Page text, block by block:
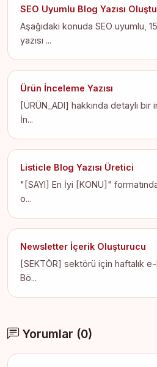
SEO Uyumlu Blog Yazısı
Aşağıdaki konuda SEO uyumlu,
yazısı ...
Ürün İnceleme Yazısı
[ÜRÜN_ADI] hakkında detaylı bir
İn...
Listicle Blog Yazısı Üretici
"[SAYI] En İyi [KONU]"
o...
Newsletter İçerik Oluşturucu
[SEKTÖR] sektörü için haftalık
Bö...
Yorumlar (0)